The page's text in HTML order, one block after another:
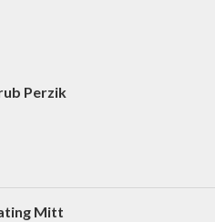
Perzik
Mitt